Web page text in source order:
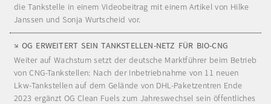
die Tankstelle in einem Videobeitrag mit einem Artikel von Hilke
Janssen und Sonja Wurtscheid vor.
OG ERWEITERT SEIN TANKSTELLEN-NETZ FÜR BIO-CNG
Weiter auf Wachstum setzt der deutsche Marktführer beim Betrieb
von CNG-Tankstellen: Nach der Inbetriebnahme von 11 neuen
Lkw-Tankstellen auf dem Gelände von DHL-Paketzentren Ende
2023 ergänzt OG Clean Fuels zum Jahreswechsel sein öffentliches